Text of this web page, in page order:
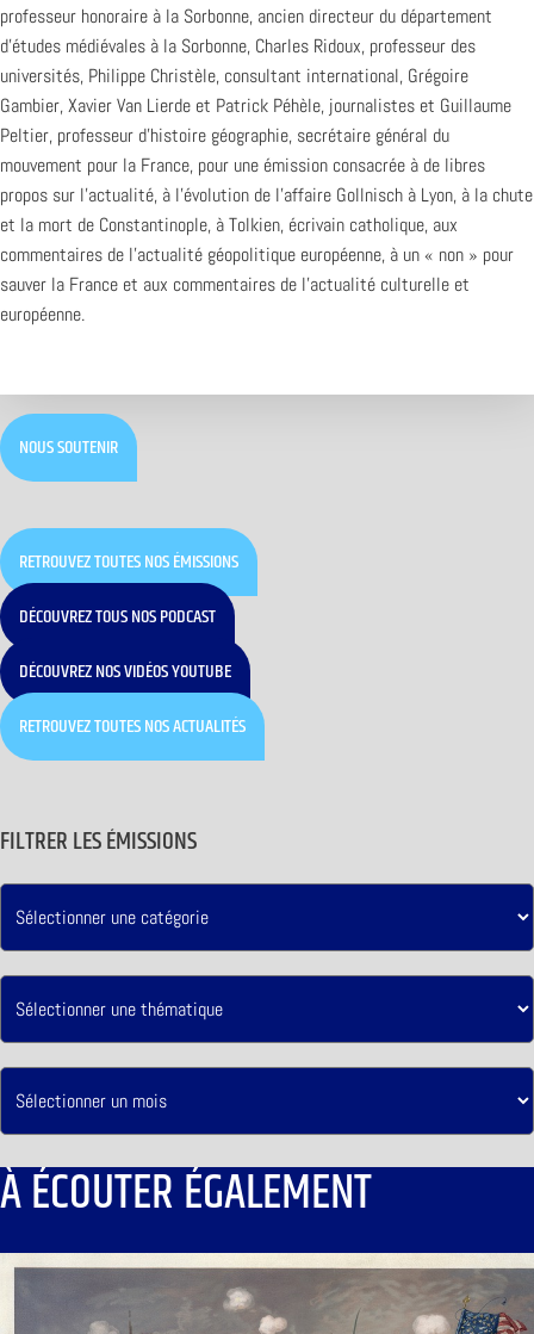
professeur honoraire à la Sorbonne, ancien directeur du département
d’études médiévales à la Sorbonne, Charles Ridoux, professeur des
universités, Philippe Christèle, consultant international, Grégoire
Gambier, Xavier Van Lierde et Patrick Péhèle, journalistes et Guillaume
Peltier, professeur d’histoire géographie, secrétaire général du
mouvement pour la France, pour une émission consacrée à de libres
propos sur l’actualité, à l’évolution de l’affaire Gollnisch à Lyon, à la chute
et la mort de Constantinople, à Tolkien, écrivain catholique, aux
commentaires de l’actualité géopolitique européenne, à un « non » pour
sauver la France et aux commentaires de l’actualité culturelle et
européenne.
NOUS SOUTENIR
RETROUVEZ TOUTES NOS ÉMISSIONS
DÉCOUVREZ TOUS NOS PODCAST
DÉCOUVREZ NOS VIDÉOS YOUTUBE
RETROUVEZ TOUTES NOS ACTUALITÉS
FILTRER LES ÉMISSIONS
À ÉCOUTER ÉGALEMENT